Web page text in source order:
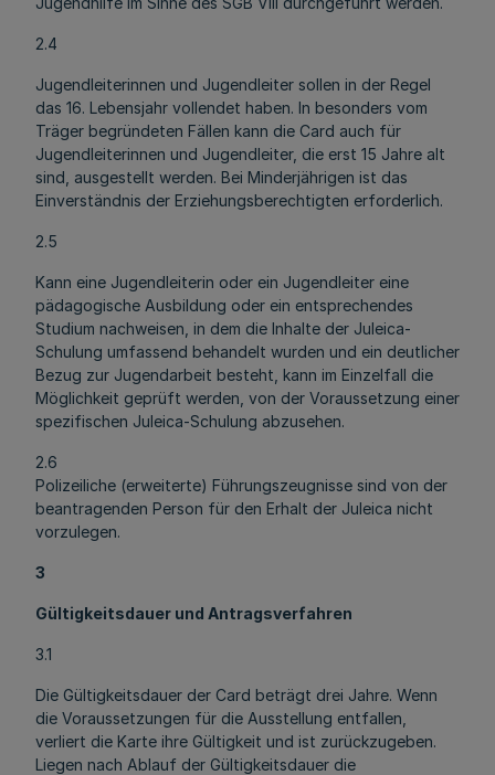
2.4
Jugendleiterinnen und Jugendleiter sollen in der Regel
das 16. Lebensjahr vollendet haben. In besonders vom
Träger begründeten Fällen kann die Card auch für
Jugendleiterinnen und Jugendleiter, die erst 15 Jahre alt
sind, ausgestellt werden. Bei Minderjährigen ist das
Einverständnis der Erziehungsberechtigten erforderlich.
2.5
Kann eine Jugendleiterin oder ein Jugendleiter eine
pädagogische Ausbildung oder ein entsprechendes
Studium nachweisen, in dem die Inhalte der Juleica-
Schulung umfassend behandelt wurden und ein deutlicher
Bezug zur Jugendarbeit besteht, kann im Einzelfall die
Möglichkeit geprüft werden, von der Voraussetzung einer
spezifischen Juleica-Schulung abzusehen.
2.6
Polizeiliche (erweiterte) Führungszeugnisse sind von der
beantragenden Person für den Erhalt der Juleica nicht
vorzulegen.
3
Gültigkeitsdauer und Antragsverfahren
3.1
Die Gültigkeitsdauer der Card beträgt drei Jahre. Wenn
die Voraussetzungen für die Ausstellung entfallen,
verliert die Karte ihre Gültigkeit und ist zurückzugeben.
Liegen nach Ablauf der Gültigkeitsdauer die